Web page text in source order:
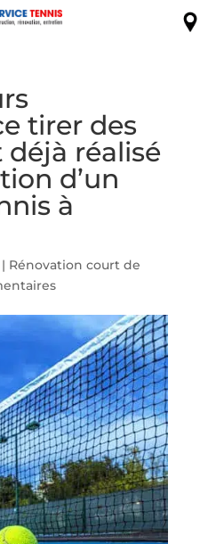
tirer des
réalisé
d’un
à
Rénovation court de